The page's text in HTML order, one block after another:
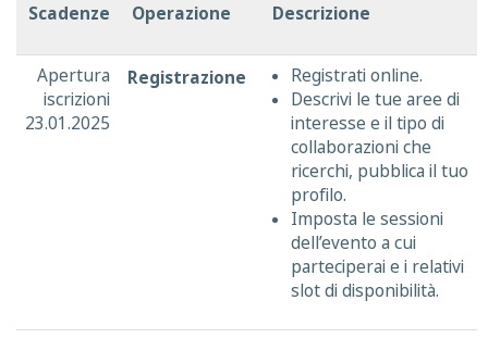
Scadenze Operazione Descrizione
Apertura
iscrizioni
23.01.2025
Registrazione
Registrati online.
Descrivi le tue aree di
interesse e il tipo di
collaborazioni che
ricerchi, pubblica il tuo
profilo.
Imposta le sessioni
dell’evento a cui
parteciperai e i relativi
slot di disponibilità.